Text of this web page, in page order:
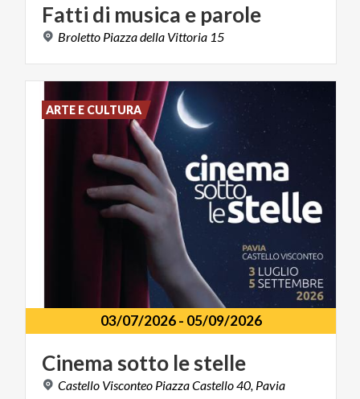
Fatti di musica e parole
Broletto Piazzadella Vittoria 15
03/07/2026- 05/09/2026
Cinema sotto lestelle
Castello Visconteo PiazzaCastello40, Pavia
ARTE E CULTURA